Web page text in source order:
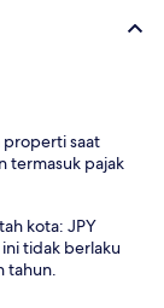
properti saat
termasuk pajak
kota: JPY
tidak berlaku
tahun.